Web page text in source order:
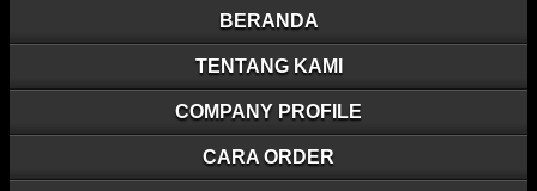
BERANDA
TENTANG KAMI
COMPANY PROFILE
CARA ORDER